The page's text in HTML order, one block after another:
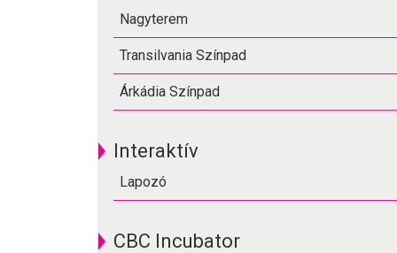
Nagyterem
Transilvania Színpad
Árkádia Színpad
Interaktív
Lapozó
CBC Incubator